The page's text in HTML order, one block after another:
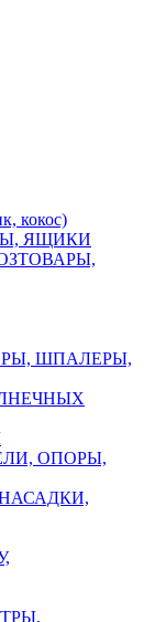
кокос)
ЯЩИКИ
ШПАЛЕРЫ,
ОПОРЫ,